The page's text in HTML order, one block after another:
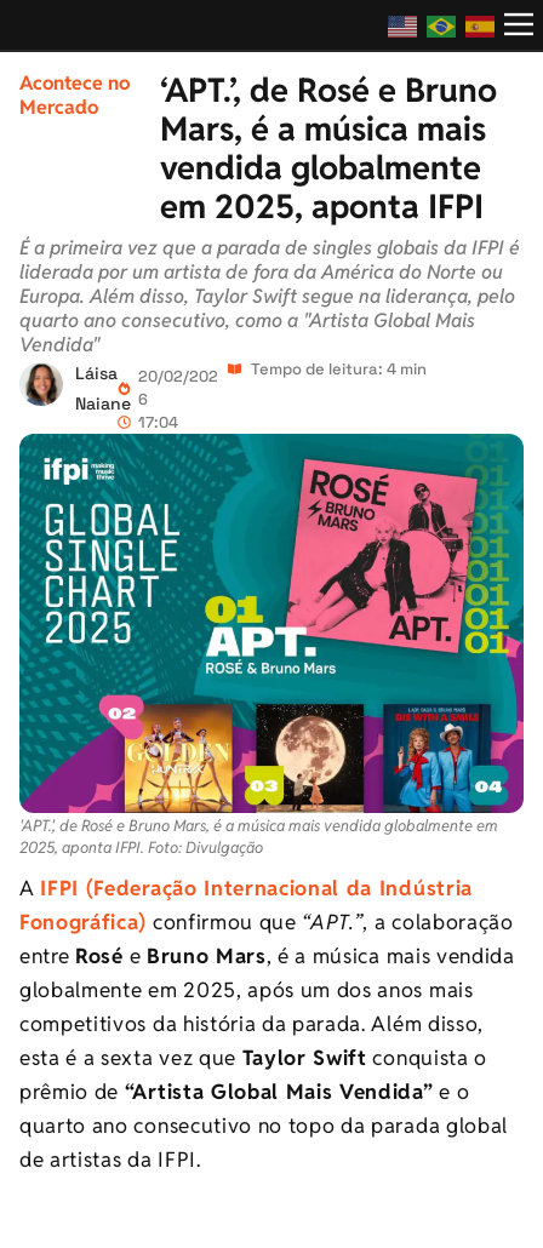
Acontece no
Mercado
‘APT.’, de Rosé e Bruno
Mars, é a música mais
vendida globalmente
em 2025, aponta IFPI
É a primeira vez que a parada de singles globais da IFPI é
liderada por um artista de fora da América do Norte ou
Europa. Além disso, Taylor Swift segue na liderança, pelo
quarto ano consecutivo, como a "Artista Global Mais
Vendida"
Láisa
Naiane
20/02/202
6
17:04
Tempo de leitura: 4 min
'APT.', de Rosé e Bruno Mars, é a música mais vendida globalmente em
2025, aponta IFPI. Foto: Divulgação
A IFPI (Federação Internacional da Indústria
Fonográfica) confirmou que “APT.”, a colaboração
entre Rosé e Bruno Mars, é a música mais vendida
globalmente em 2025, após um dos anos mais
competitivos da história da parada. Além disso,
esta é a sexta vez que Taylor Swift conquista o
prêmio de “Artista Global Mais Vendida” e o
quarto ano consecutivo no topo da parada global
de artistas da IFPI.